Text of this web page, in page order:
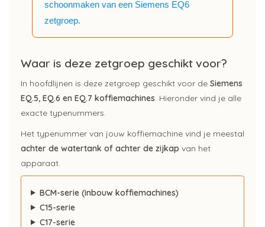
schoonmaken van een Siemens EQ6
zetgroep.
Waar is deze zetgroep geschikt voor?
In hoofdlijnen is deze zetgroep geschikt voor de Siemens
EQ.5, EQ.6 en EQ.7 koffiemachines. Hieronder vind je alle
exacte typenummers.
Het typenummer van jouw koffiemachine vind je meestal
achter de watertank of achter de zijkap van het
apparaat.
BCM-serie (inbouw koffiemachines)
C15-serie
C17-serie